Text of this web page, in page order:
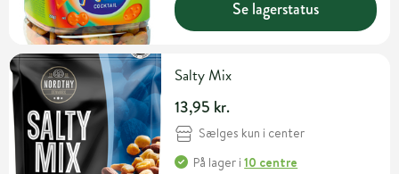
Se lagerstatus
Salty Mix
13,95 kr.
Sælges kun i center
På lager i10 centre